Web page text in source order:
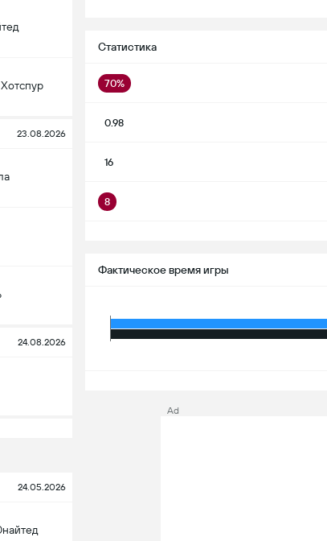
23.08.2026
24.08.2026
24.05.2026
Статистика
70%
0.98
16
8
Фактическое время игры
Ad